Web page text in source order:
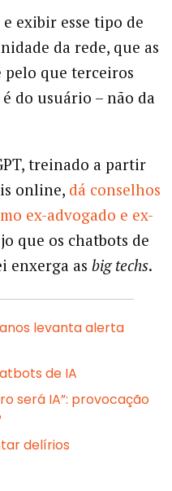
exibir esse tipo de
da rede, que as
que terceiros
do usuário – não da
treinado a partir
online, dá conselhos
ex-advogado e ex-
que os chatbots de
enxerga as big techs.
levanta alerta
de IA
será IA”: provocação
delírios